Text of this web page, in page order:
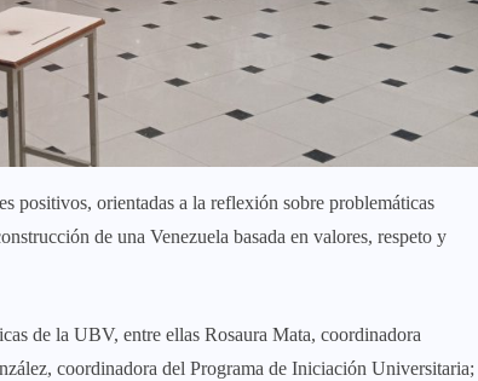
positivos, orientadas a la reflexión sobre problemáticas
de una Venezuela basada en valores, respeto y
de la UBV, entre ellas Rosaura Mata, coordinadora
coordinadora del Programa de Iniciación Universitaria;